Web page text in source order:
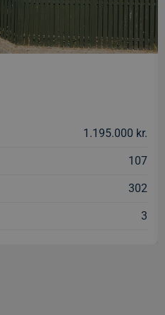
1.195.000 kr.
107
302
3